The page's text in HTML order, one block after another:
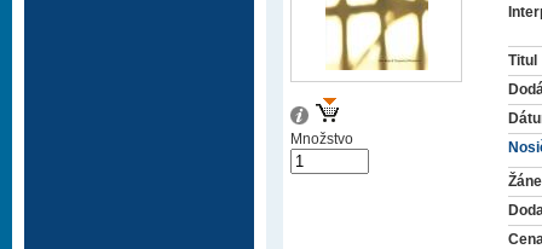
Titul
Množstvo